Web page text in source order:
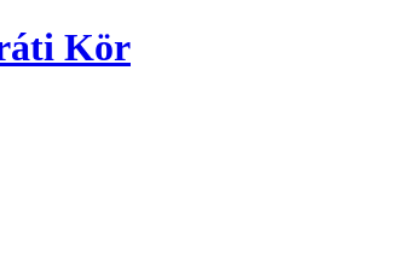
Kör